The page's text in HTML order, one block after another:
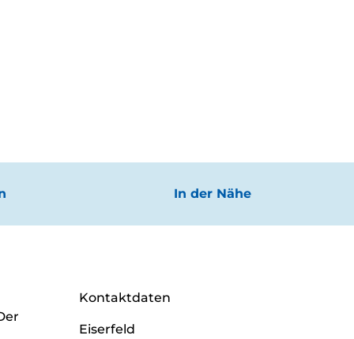
In der Nähe
Kontaktdaten
Eiserfeld